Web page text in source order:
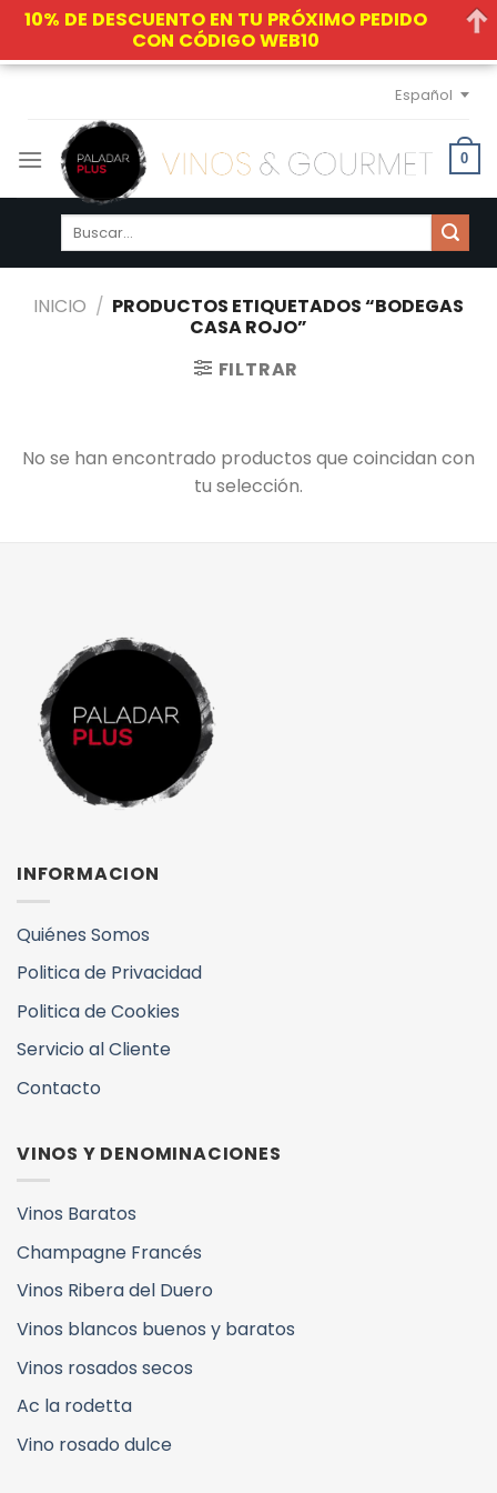
content
Español
0
Buscar
INICIO / PRODUCTOS ETIQUETADOS “BODEGAS
CASA ROJO”
FILTRAR
No se han encontrado productos que coincidan con
tu selección.
INFORMACION
Quiénes Somos
Politica de Privacidad
Politica de Cookies
Servicio al Cliente
Contacto
VINOS Y DENOMINACIONES
Vinos Baratos
Champagne Francés
Vinos Ribera del Duero
Vinos blancos buenos y baratos
Vinos rosados secos
Ac la rodetta
Vino rosado dulce
10% DE DESCUENTO EN TU PRÓXIMO PEDIDO
CON CÓDIGO WEB10